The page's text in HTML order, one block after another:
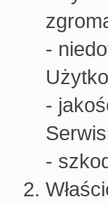
-
-
-